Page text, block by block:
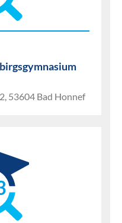
53604 Bad Honnef